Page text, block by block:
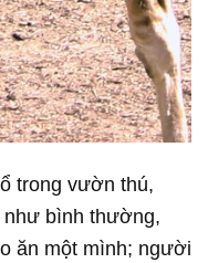
trong vườn thú,
như bình thường,
ăn một mình; người